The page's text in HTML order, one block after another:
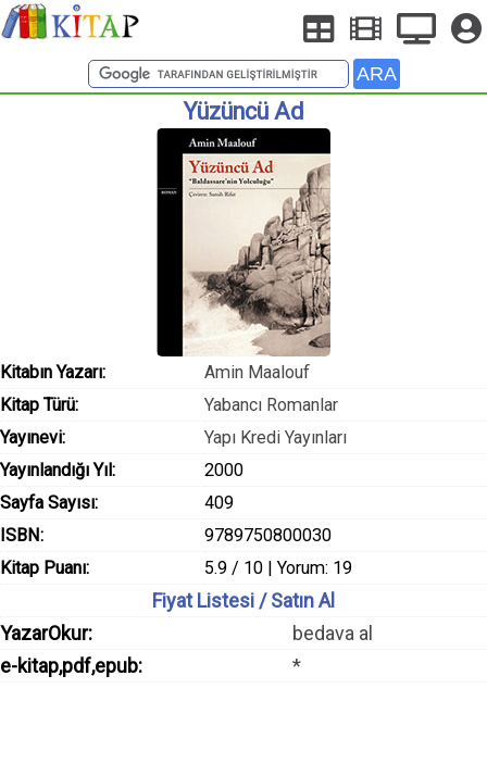
Yüzüncü Ad
Kitabın Yazarı:
Amin Maalouf
Kitap Türü:
Yabancı Romanlar
Yayınevi:
Yapı Kredi Yayınları
Yayınlandığı Yıl:
2000
Sayfa Sayısı:
409
ISBN:
9789750800030
Kitap Puanı:
5.9 / 10 | Yorum: 19
Fiyat Listesi / Satın Al
YazarOkur:
bedava al
e-kitap,pdf,epub:
*